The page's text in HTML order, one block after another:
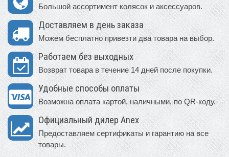
Большой ассортимент колясок и аксессуаров.
Доставляем в день заказа
Можем бесплатно привезти два товара на выбор.
Работаем без выходных
Возврат товара в течение 14 дней после покупки.
Удобные способы оплаты
Возможна оплата картой, наличными, по QR-коду.
Официальный дилер Anex
Предоставляем сертификаты и гарантию на все
товары.